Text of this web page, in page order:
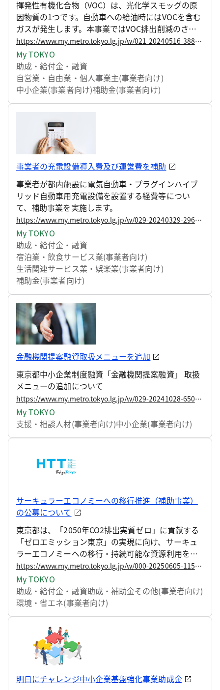
揮発性有機化合物（VOC）は、光化学スモッグの原
因物質の1つです。自動車への給油時にはVOCを含む
ガスが発生します。本事業ではVOC排出削減のさら
なる推進を目指し、ガソリンスタンド業者を対象
に、VOCを含有ガスの回収機能が高い計量機の導入
に対して補助を行います。
https://www.my.metro.tokyo.lg.jp/w/021-20240516-38803585
My TOKYO
助成・給付金・融資
自営業・自由業・個人事業主(事業者向け)
中小企業(事業者向け)補助金(事業者向け)
事業者の充電設備導入費及び運営費を補助
事業者が都内施設に電気自動車・プラグインハイブ
リッド自動車用充電設備を設置する経費等につい
て、補助事業を実施します。
https://www.my.metro.tokyo.lg.jp/w/029-20240329-29610777
My TOKYO
助成・給付金・融資
宿泊業・飲食サービス業(事業者向け)
生活関連サービス業・娯楽業(事業者向け)
補助金(事業者向け)
金融機関提案融資取扱メニューを追加
東京都中小企業制度融資「金融機関提案融資」 取扱
メニューの追加について
https://www.my.metro.tokyo.lg.jp/w/029-20241028-65009856
My TOKYO
支援・相談人材(事業者向け)中小企業(事業者向け)
サーキュラーエコノミーへの移行推進（補助事業）
の公募について
東京都は、「2050年CO2排出実質ゼロ」に貢献する
「ゼロエミッション東京」の実現に向け、サーキュ
ラーエコノミーへの移行・持続可能な資源利用を推
進しています。 東京都と公益財団法人東京都環境公
社（以下「環境公社」という。）は、プラスチック
資源循環に向けた2Rビジネス・水平リサイクルに関
する補助事業の公募を令和6年5月から実施してきま
に、本補助事業の公募について、下記のとおり明日
から更に2年間延長して実施することにいたしました
ので、お知らせいたします。
https://www.my.metro.tokyo.lg.jp/w/000-20250605-115448511
My TOKYO
助成・給付金・融資助成・補助金その他(事業者向け)
環境・省エネ(事業者向け)
明日にチャレンジ中小企業基盤強化事業助成金